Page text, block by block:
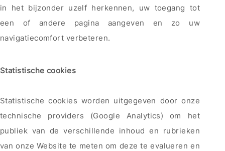
in het bijzonder uzelf herkennen, uw toegang tot
een of andere pagina aangeven en zo uw
navigatiecomfort verbeteren.
Statistische cookies
Statistische cookies worden uitgegeven door onze
technische providers (Google Analytics) om het
publiek van de verschillende inhoud en rubrieken
van onze Website te meten om deze te evalueren en